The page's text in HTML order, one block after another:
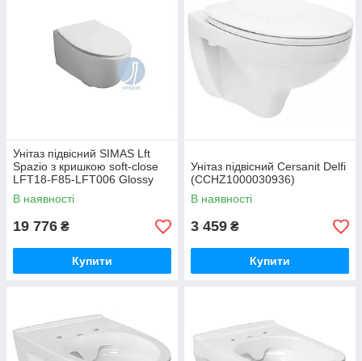
Унітаз підвісний SIMAS Lft
Spazio з кришкою soft-close
LFT18-F85-LFT006 Glossy
white SIMAS
В наявності
19 776 ₴
Купити
Унітаз підвісний Cersanit Delfi
(CCHZ1000030936)
В наявності
3 459 ₴
Купити